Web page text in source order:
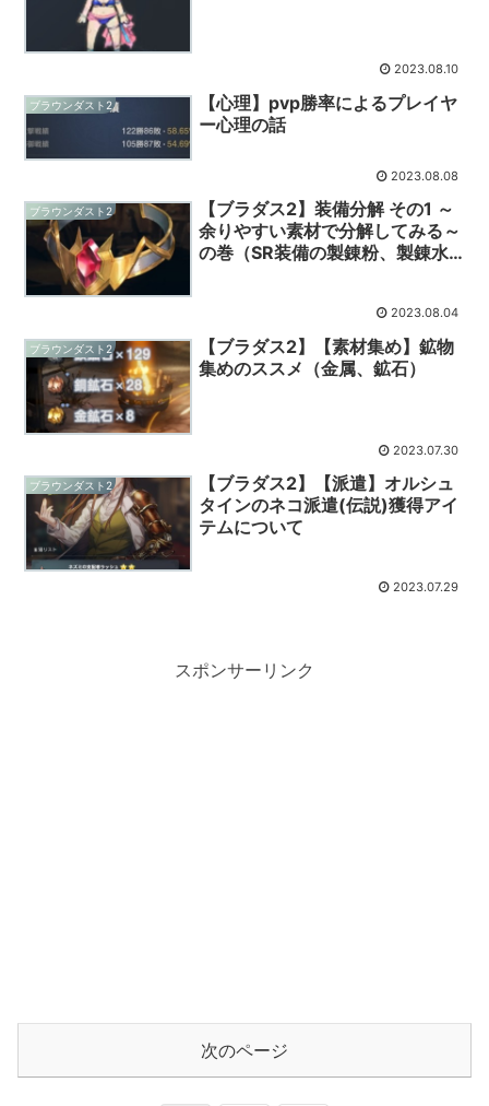
2023.08.10
ブラウンダスト2
【心理】pvp勝率によるプレイヤ
ー心理の話
2023.08.08
ブラウンダスト2
【ブラダス2】装備分解 その1 ～
余りやすい素材で分解してみる～
の巻（SR装備の製錬粉、製錬水
2023.08.04
ブラウンダスト2
【ブラダス2】【素材集め】鉱物
集めのススメ（金属、鉱石）
2023.07.30
ブラウンダスト2
【ブラダス2】【派遣】オルシュ
タインのネコ派遣(伝説)獲得アイ
テムについて
2023.07.29
スポンサーリンク
次のページ